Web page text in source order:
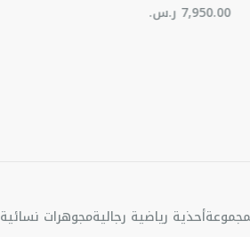
‏7,950.00 ر.س.‏
أحذية رياضية رجاليةمجوهرات نسائية